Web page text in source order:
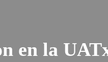
en la